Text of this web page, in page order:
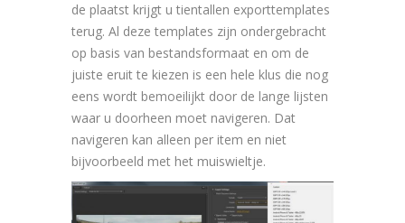
de plaatst krijgt u tientallen exporttemplates
terug. Al deze templates zijn ondergebracht
op basis van bestandsformaat en om de
juiste eruit te kiezen is een hele klus die nog
eens wordt bemoeilijkt door de lange lijsten
waar u doorheen moet navigeren. Dat
navigeren kan alleen per item en niet
bijvoorbeeld met het muiswieltje.